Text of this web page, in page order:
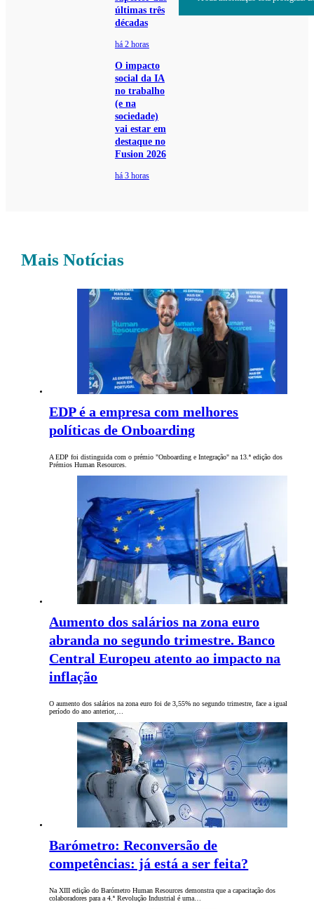
últimas três
décadas
há 2 horas
O impacto
social da IA
no trabalho
(e na
sociedade)
vai estar em
destaque no
Fusion 2026
há 3 horas
Mais Notícias
EDP é a empresa com melhores
políticas de Onboarding
A EDP foi distinguida com o prémio "Onboarding e Integração" na 13.ª edição dos
Prémios Human Resources.
Aumento dos salários na zona euro
abranda no segundo trimestre. Banco
Central Europeu atento ao impacto na
inflação
O aumento dos salários na zona euro foi de 3,55% no segundo trimestre, face a igual
período do ano anterior,…
Barómetro: Reconversão de
competências: já está a ser feita?
Na XIII edição do Barómetro Human Resources demonstra que a capacitação dos
colaboradores para a 4.ª Revolução Industrial é uma…